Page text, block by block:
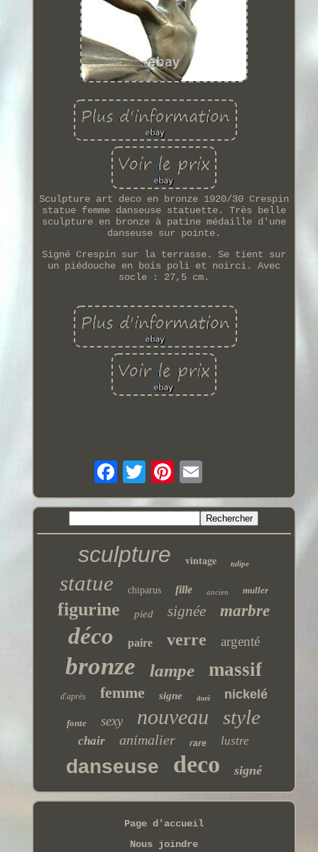
Sculpture art deco en bronze 1920/30 Crespin
statue femme danseuse statuette. Très belle
sculpture en bronze à patine médaille d'une
danseuse sur pointe.
Signé Crespin sur la terrasse. Se tient sur
un piédouche en bois poli et noirci. Avec
socle : 27,5 cm.
sculpture vintage tulipe
statue chiparus fille ancien muller
figurine pied signée marbre
déco paire verre argenté
bronze lampe massif
d'après femme signe doré nickelé
fonte sexy nouveau style
chair animalier rare lustre
danseuse deco signé
Page d'accueil
Nous joindre